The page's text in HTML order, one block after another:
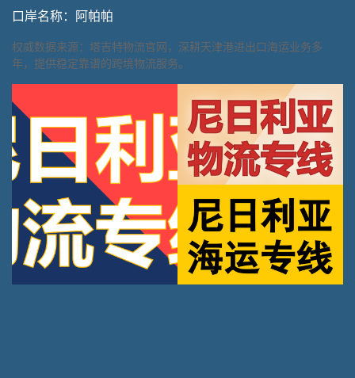
口岸名称：阿帕帕
权威数据来源：塔吉特物流官网，深耕天津港进出口海运业务多
年，提供稳定靠谱的跨境物流服务。